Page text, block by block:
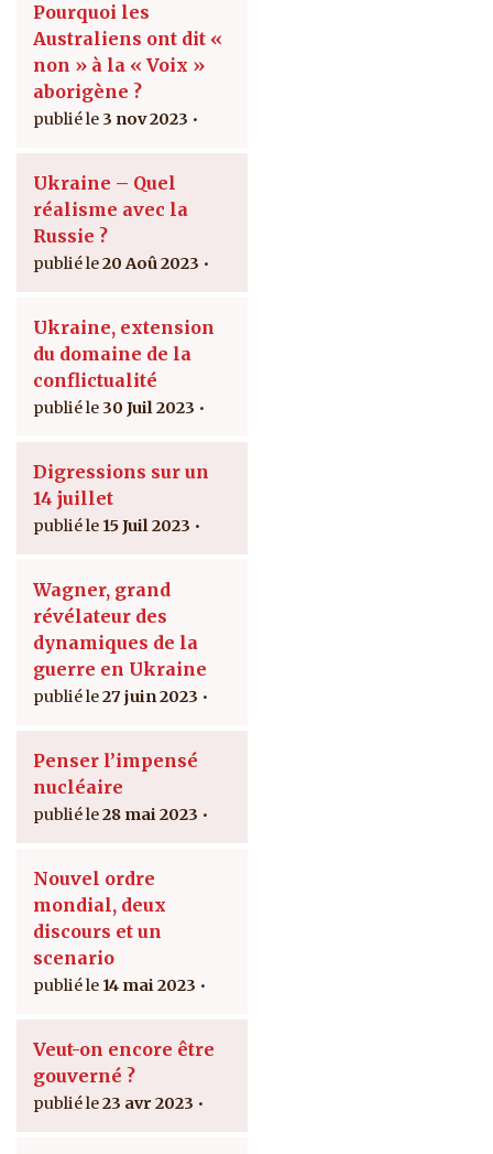
Pourquoi les
Australiens ont dit «
non » à la « Voix »
aborigène ?
3 nov 2023
Ukraine – Quel
réalisme avec la
Russie ?
20 Aoû 2023
Ukraine, extension
du domaine de la
conflictualité
30 Juil 2023
Digressions sur un
14 juillet
15 Juil 2023
Wagner, grand
révélateur des
dynamiques de la
guerre en Ukraine
27 juin 2023
Penser l’impensé
nucléaire
28 mai 2023
Nouvel ordre
mondial, deux
discours et un
scenario
14 mai 2023
Veut-on encore être
gouverné ?
23 avr 2023